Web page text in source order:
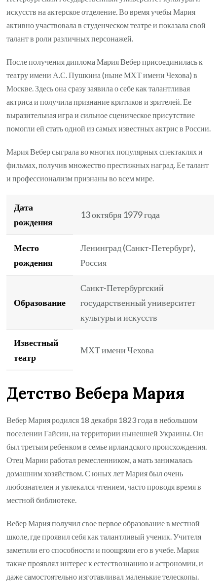
искусств на актерское отделение. Во время учебы Мария
активно участвовала в студенческом театре и показала свой
талант в роли различных персонажей.
После получения диплома Мария Вебер присоединилась к
театру имени А.С. Пушкина (ныне МХТ имени Чехова) в
Москве. Здесь она сразу заявила о себе как талантливая
актриса и получила признание критиков и зрителей. Ее
выразительная игра и сильное сценическое присутствие
помогли ей стать одной из самых известных актрис в России.
Мария Вебер сыграла во многих популярных спектаклях и
фильмах, получив множество престижных наград. Ее талант
и профессионализм признаны во всем мире.
Дата
рождения
13 октября 1979 года
Место
рождения
Ленинград (Санкт-Петербург),
Россия
Образование
Санкт-Петербургский
государственный университет
культуры и искусств
Известный
театр
МХТ имени Чехова
Детство Вебера Мария
Вебер Мария родился 18 декабря 1823 года в небольшом
поселении Гайсин, на территории нынешней Украины. Он
был третьим ребенком в семье ирландского происхождения.
Отец Марии работал ремесленником, а мать занималась
домашним хозяйством. С юных лет Мария был очень
любознателен и увлекался чтением, часто проводя время в
местной библиотеке.
Вебер Мария получил свое первое образование в местной
школе, где проявил себя как талантливый ученик. Учителя
заметили его способности и поощряли его в учебе. Мария
также проявлял интерес к естествознанию и астрономии, и
даже самостоятельно изготавливал маленькие телескопы.